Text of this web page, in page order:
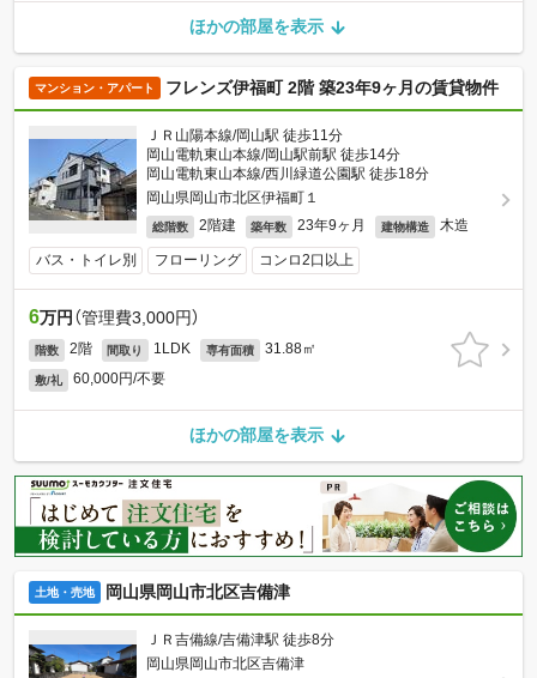
ほかの部屋を表示
マンション・アパート フレンズ伊福町 2階 築23年9ヶ月の賃貸物件
ＪＲ山陽本線/岡山駅 徒歩11分
岡山電軌東山本線/岡山駅前駅 徒歩14分
岡山電軌東山本線/西川緑道公園駅 徒歩18分
岡山県岡山市北区伊福町１
総階数 2階建 築年数 23年9ヶ月 建物構造 木造
バス・トイレ別 フローリング コンロ2口以上
6万円 （管理費3,000円）
階数 2階 間取り 1LDK 専有面積 31.88㎡
敷/礼 60,000円/不要
ほかの部屋を表示
土地・売地 岡山県岡山市北区吉備津
ＪＲ吉備線/吉備津駅 徒歩8分
岡山県岡山市北区吉備津